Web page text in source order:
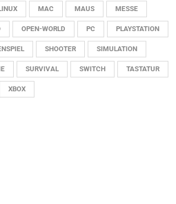
MAC MAUS MESSE
OPEN-WORLD PC PLAYSTATION
SHOOTER SIMULATION
SURVIVAL SWITCH TASTATUR
XBOX